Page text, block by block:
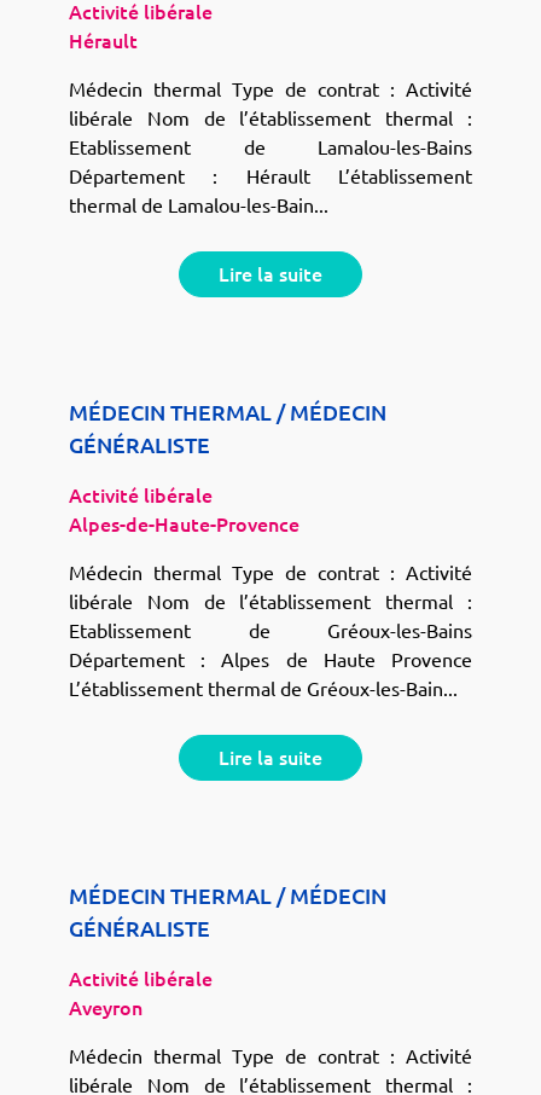
Activité libérale
Hérault
Médecin thermal Type de contrat : Activité
libérale Nom de l’établissement thermal :
Etablissement de Lamalou-les-Bains
Département : Hérault L’établissement
thermal de Lamalou-les-Bain...
Lire la suite
MÉDECIN THERMAL / MÉDECIN
GÉNÉRALISTE
Activité libérale
Alpes-de-Haute-Provence
Médecin thermal Type de contrat : Activité
libérale Nom de l’établissement thermal :
Etablissement de Gréoux-les-Bains
Département : Alpes de Haute Provence
L’établissement thermal de Gréoux-les-Bain...
Lire la suite
MÉDECIN THERMAL / MÉDECIN
GÉNÉRALISTE
Activité libérale
Aveyron
Médecin thermal Type de contrat : Activité
libérale Nom de l’établissement thermal :